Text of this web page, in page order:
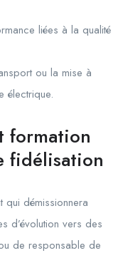
liées à la qualité
ou la mise à
électrique.
formation
fidélisation
qui démissionnera
d’évolution vers des
de responsable de